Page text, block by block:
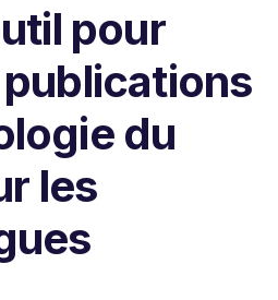
pour
du
les